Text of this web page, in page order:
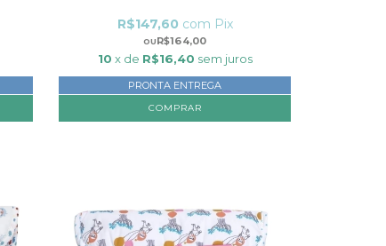
R$164,00
R$147,60 com Pix
10 x de R$16,40 sem juros
PRONTA ENTREGA